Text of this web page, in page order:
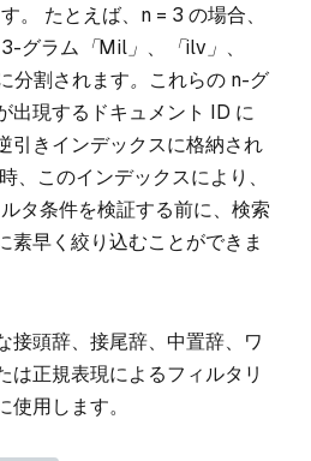
。 たとえば、 n = 3 の場合、
グラム 「Mil」 、 「ilv」 、
分割されます。 これらの n-グ
出現するドキュメント ID に
引きインデックスに格納され
、このインデックスにより、
タ条件を検証する前に、検索
素早く絞り込むことができま
接頭辞、接尾辞、中置辞、ワ
は正規表現によるフィルタリ
使用します。